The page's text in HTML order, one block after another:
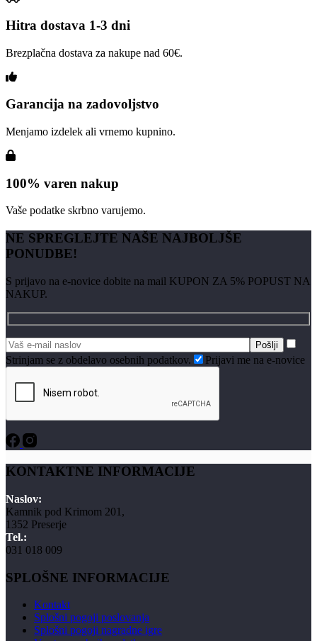
Hitra dostava 1-3 dni
Brezplačna dostava za nakupe nad 60€.
Garancija na zadovoljstvo
Menjamo izdelek ali vrnemo kupnino.
100% varen nakup
Vaše podatke skrbno varujemo.
NE SPREGLEJTE NAŠE NAJBOLJŠE
PONUDBE!
S prijavo na e-novice dobite na mail KUPON ZA 5% POPUST NA
NAKUP.
Strinjam se z obdelavo osebnih podatkov. Prijavi me na e-novice
KONTAKTNE INFORMACIJE
Naslov:
Kamnik pod Krimom 201,
1352 Preserje
Tel.:
031 018 009
SPLOŠNE INFORMACIJE
Kontakt
Splošni pogoji poslovanja
Splošni pogoji nagradne igre